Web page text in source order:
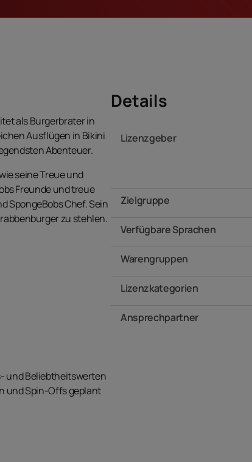
als Burgerbrater in
Ausflügen in Bikini
Abenteuer.
seine Treue und
Freunde und treue
SpongeBobs Chef. Sein
zu stehlen.
und Beliebtheitswerten
und Spin-Offs geplant
Details
Lizenzgeber
Zielgruppe
Verfügbare Sprachen
Warengruppen
Lizenzkategorien
Ansprechpartner